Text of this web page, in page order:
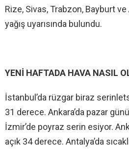
Rize, Sivas, Trabzon, Bayburt
yağış uyarısında bulundu.
YENİ HAFTADA HAVA NASIL
İstanbul’da rüzgar biraz
31 derece. Ankara’da pazar
İzmir’de poyraz serin esiyor.
açık 34 derece. Antalya’da